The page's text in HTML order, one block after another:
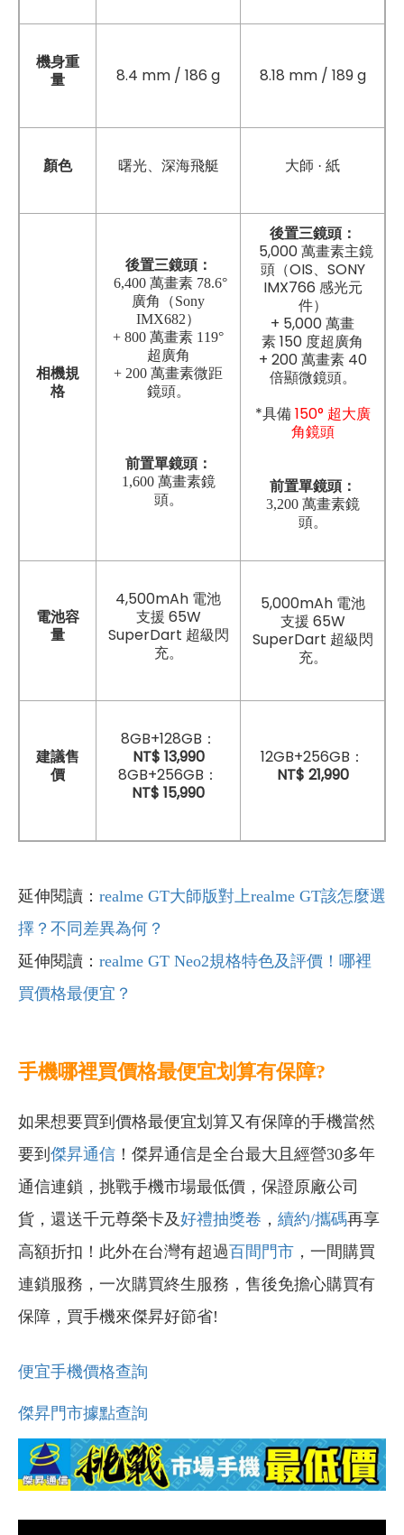
機身重
量
8.4 mm / 186 g 8.18 mm / 189 g
顏色 曙光、 深海飛艇 大師 · 紙
相機規
格
後置三鏡頭：
6,400 萬畫素 78.6°
廣角（Sony
IMX682）
+ 800 萬畫素 119°
超廣角
+ 200 萬畫素微距
鏡頭。
前置單鏡頭：
1,600 萬畫素鏡
頭。
後置三鏡頭：
5,000 萬畫素主鏡
頭（OIS、SONY
IMX766 感光元
件）
+ 5,000 萬畫
素 150 度超廣角
+ 200 萬畫素 40
倍顯微鏡頭。
*具備150° 超大廣
角鏡頭
前置單鏡頭：
3,200 萬畫素鏡
頭。
電池容
量
4,500mAh 電池
支援 65W
SuperDart 超級閃
充。
5,000mAh 電池
支援 65W
SuperDart 超級閃
充。
建議售
價
8GB+128GB：
NT$ 13,990
8GB+256GB：
NT$ 15,990
12GB+256GB：
NT$ 21,990
延伸閱讀： realme GT大師版對上realme GT該怎麼選
擇？不同差異為何？
延伸閱讀： realme GT Neo2規格特色及評價！哪裡
買價格最便宜？
手機哪裡買價格最便宜划算有保障?
如果想要買到價格最便宜划算又有保障的手機當然
要到 傑昇通信 ！傑昇通信是全台最大且經營30多年
通信連鎖，挑戰手機市場最低價，保證原廠公司
貨，還送千元尊榮卡及好禮抽獎卷 ， 續約/攜碼再享
高額折扣！此外在台灣有超過百間門市 ，一間購買
連鎖服務，一次購買終生服務，售後免擔心購買有
保障，買手機來傑昇好節省!
便宜手機價格查詢
傑昇門市據點查詢